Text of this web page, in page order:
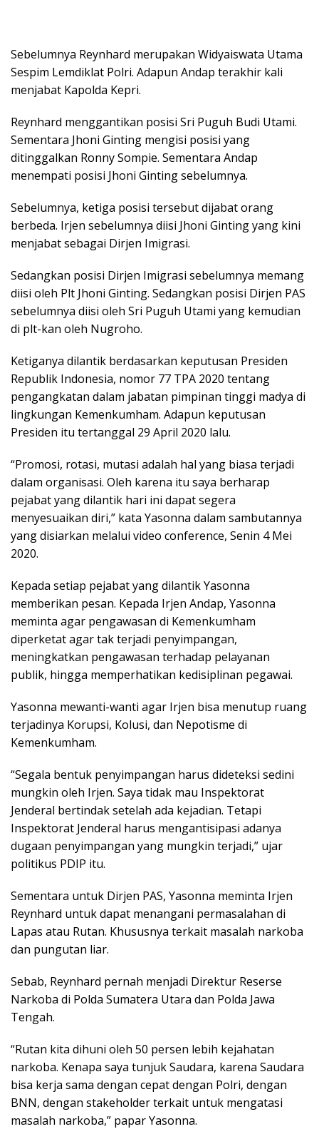
Sebelumnya Reynhard merupakan Widyaiswata Utama
Sespim Lemdiklat Polri. Adapun Andap terakhir kali
menjabat Kapolda Kepri.
Reynhard menggantikan posisi Sri Puguh Budi Utami.
Sementara Jhoni Ginting mengisi posisi yang
ditinggalkan Ronny Sompie. Sementara Andap
menempati posisi Jhoni Ginting sebelumnya.
Sebelumnya, ketiga posisi tersebut dijabat orang
berbeda. Irjen sebelumnya diisi Jhoni Ginting yang kini
menjabat sebagai Dirjen Imigrasi.
Sedangkan posisi Dirjen Imigrasi sebelumnya memang
diisi oleh Plt Jhoni Ginting. Sedangkan posisi Dirjen PAS
sebelumnya diisi oleh Sri Puguh Utami yang kemudian
di plt-kan oleh Nugroho.
Ketiganya dilantik berdasarkan keputusan Presiden
Republik Indonesia, nomor 77 TPA 2020 tentang
pengangkatan dalam jabatan pimpinan tinggi madya di
lingkungan Kemenkumham. Adapun keputusan
Presiden itu tertanggal 29 April 2020 lalu.
“Promosi, rotasi, mutasi adalah hal yang biasa terjadi
dalam organisasi. Oleh karena itu saya berharap
pejabat yang dilantik hari ini dapat segera
menyesuaikan diri,” kata Yasonna dalam sambutannya
yang disiarkan melalui video conference, Senin 4 Mei
2020.
Kepada setiap pejabat yang dilantik Yasonna
memberikan pesan. Kepada Irjen Andap, Yasonna
meminta agar pengawasan di Kemenkumham
diperketat agar tak terjadi penyimpangan,
meningkatkan pengawasan terhadap pelayanan
publik, hingga memperhatikan kedisiplinan pegawai.
Yasonna mewanti-wanti agar Irjen bisa menutup ruang
terjadinya Korupsi, Kolusi, dan Nepotisme di
Kemenkumham.
“Segala bentuk penyimpangan harus dideteksi sedini
mungkin oleh Irjen. Saya tidak mau Inspektorat
Jenderal bertindak setelah ada kejadian. Tetapi
Inspektorat Jenderal harus mengantisipasi adanya
dugaan penyimpangan yang mungkin terjadi,” ujar
politikus PDIP itu.
Sementara untuk Dirjen PAS, Yasonna meminta Irjen
Reynhard untuk dapat menangani permasalahan di
Lapas atau Rutan. Khususnya terkait masalah narkoba
dan pungutan liar.
Sebab, Reynhard pernah menjadi Direktur Reserse
Narkoba di Polda Sumatera Utara dan Polda Jawa
Tengah.
“Rutan kita dihuni oleh 50 persen lebih kejahatan
narkoba. Kenapa saya tunjuk Saudara, karena Saudara
bisa kerja sama dengan cepat dengan Polri, dengan
BNN, dengan stakeholder terkait untuk mengatasi
masalah narkoba,” papar Yasonna.